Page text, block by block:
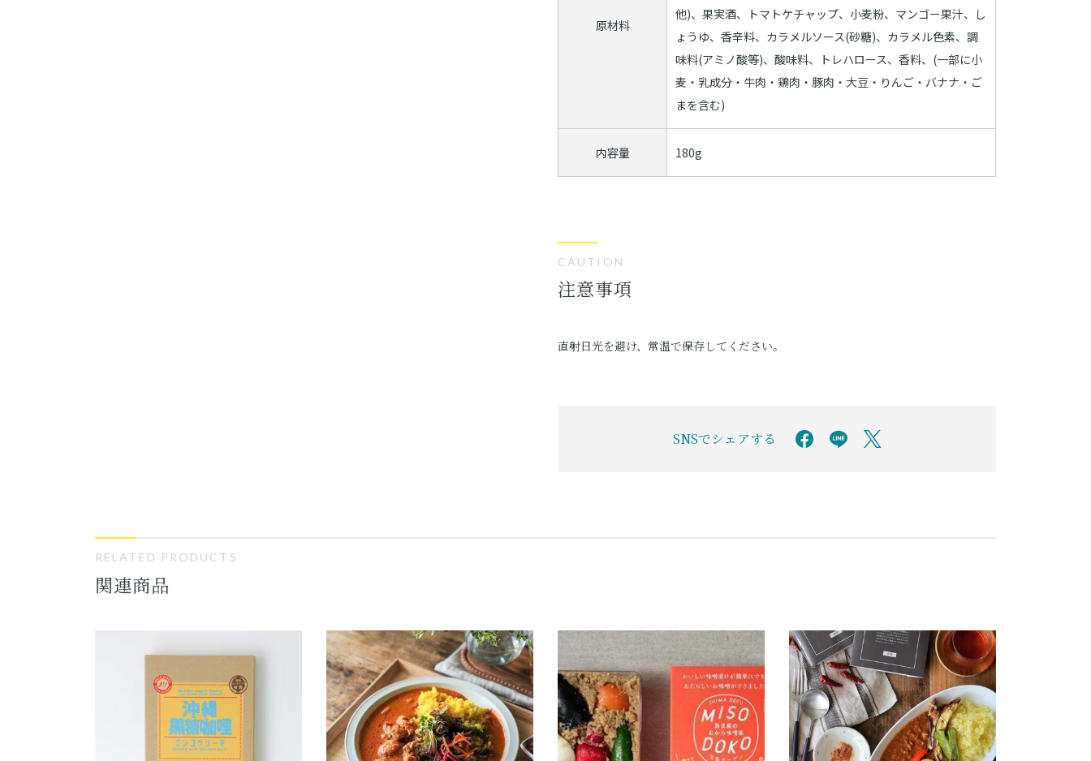
原材料
他)、果実酒、トマトケチャップ、小麦粉、マンゴー果汁、し
ょうゆ、香辛料、カラメルソース(砂糖)、カラメル色素、調
味料(アミノ酸等)、酸味料、トレハロース、香料、(一部に小
麦・乳成分・牛肉・鶏肉・豚肉・大豆・りんご・バナナ・ご
まを含む)
内容量 180g
CAUTION
注意事項
直射日光を避け、常温で保存してください。
SNSでシェアする
RELATED PRODUCTS
関連商品